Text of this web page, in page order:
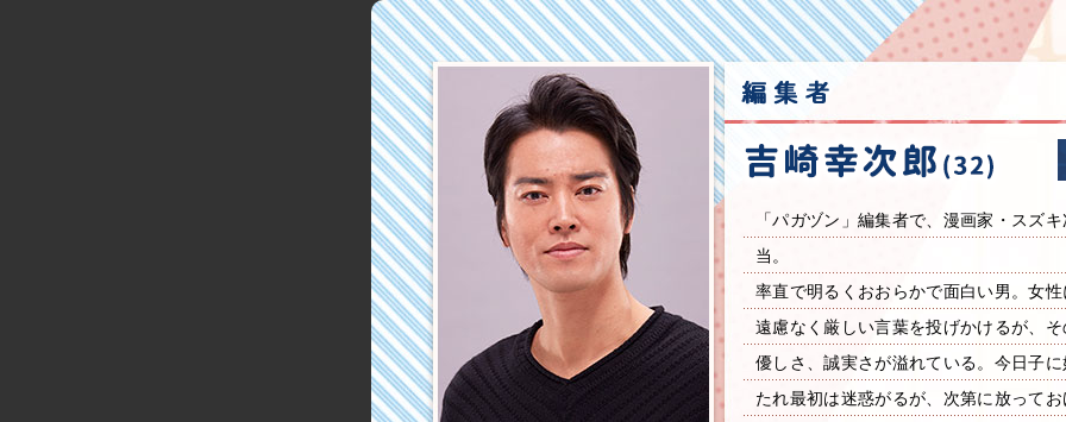
「パガヅン」編集者で、漫画家・スズ
当。
率直で明るくおおらかで面白い男。女性
遠慮なく厳しい言葉を投げかけるが、そ
優しさ、誠実さが溢れている。今日子に
たれ最初は迷惑がるが、次第に放ってお